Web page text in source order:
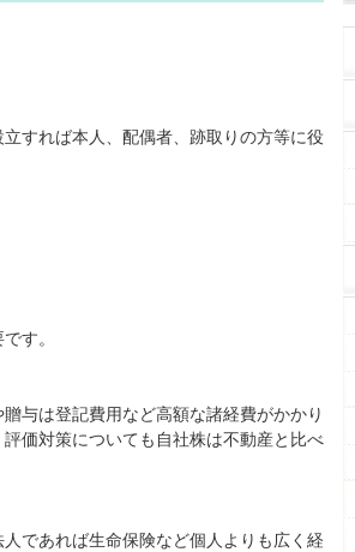
すれば本人、配偶者、跡取りの方等に役
す。
与は登記費用など高額な諸経費がかかり
価対策についても自社株は不動産と比べ
であれば生命保険など個人よりも広く経